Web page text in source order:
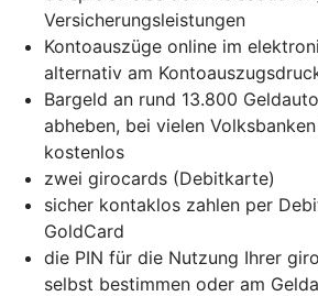
Versicherungsleistungen
Kontoauszüge online im
alternativ am
Bargeld an rund 13.800
abheben, bei vielen
kostenlos
zwei girocards (Debitkarte)
sicher kontaklos zahlen per
GoldCard
die PIN für die Nutzung Ihrer
selbst bestimmen oder am